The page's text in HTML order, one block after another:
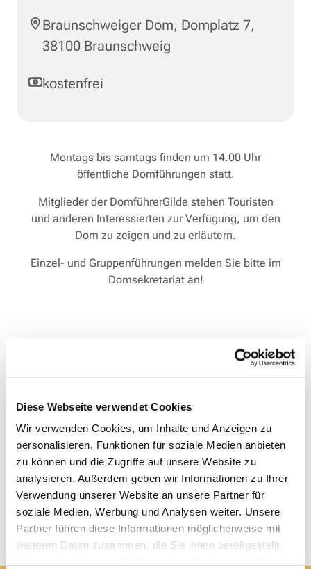
Diese Webseite verwendet Cookies
Wir verwenden Cookies, um Inhalte und Anzeigen zu
personalisieren, Funktionen für soziale Medien anbieten
zu können und die Zugriffe auf unsere Website zu
analysieren. Außerdem geben wir Informationen zu Ihrer
Verwendung unserer Website an unsere Partner für
soziale Medien, Werbung und Analysen weiter. Unsere
Partner führen diese Informationen möglicherweise mit
weiteren Daten zusammen, die Sie ihnen bereitgestellt
Braunschweiger Dom, Domplatz 7,
38100 Braunschweig
kostenfrei
Montags bis samtags finden um 14.00 Uhr
öffentliche Domführungen statt.
Mitglieder der DomführerGilde stehen Touristen
und anderen Interessierten zur Verfügung, um den
Dom zu zeigen und zu erläutern.
Einzel- und Gruppenführungen melden Sie bitte im
Domsekretariat an!